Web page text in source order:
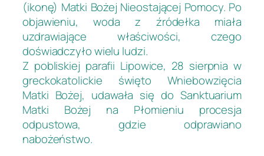
(ikonę) Matki Bożej Nieostającej Pomocy. Po
objawieniu, woda z źródełka miała
uzdrawiające właściwości, czego
doświadczyło wielu ludzi.
Z pobliskiej parafii Lipowice, 28 sierpnia w
greckokatolickie święto Wniebowzięcia
Matki Bożej, udawała się do Sanktuarium
Matki Bożej na Płomieniu procesja
odpustowa, gdzie odprawiano
nabożeństwo.